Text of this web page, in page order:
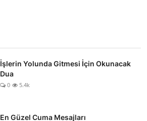
İşlerin Yolunda Gitmesi İçin Okunacak
Dua
0 5.4k
En Güzel Cuma Mesajları